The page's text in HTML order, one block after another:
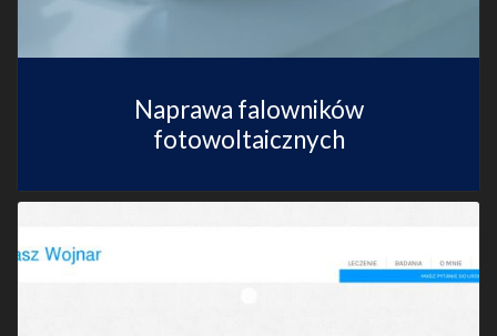
Naprawa falowników
fotowoltaicznych